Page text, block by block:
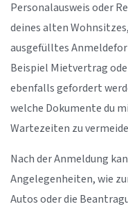
Personalausweis oder
deines alten
ausgefülltes
Beispiel Mietvertrag
ebenfalls gefordert
welche Dokumente du
Wartezeiten zu
Nach der Anmeldung
Angelegenheiten, wie
Autos oder die